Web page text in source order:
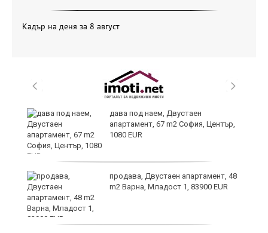
Кадър на деня за 8 август
дава под наем, Двустаен
апартамент, 67 m2 София, Център,
1080 EUR
продава, Двустаен апартамент, 48
m2 Варна, Младост 1, 83900 EUR